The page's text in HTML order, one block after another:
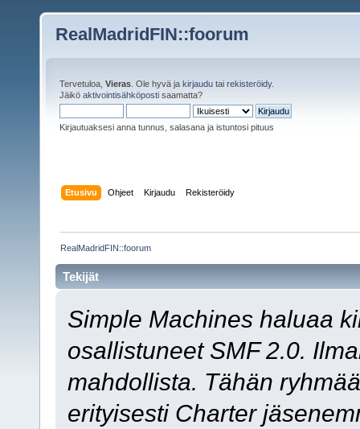
RealMadridFIN::foorum
Tervetuloa, Vieras . Ole hyvä ja kirjaudu tai rekisteröidy.
Jäikö aktivointisähköposti saamatta?
Kirjautuaksesi anna tunnus, salasana ja istuntosi pituus
Etusivu Ohjeet Kirjaudu Rekisteröidy
RealMadridFIN::foorum
Tekijät
Simple Machines haluaa
osallistuneet SMF 2.0.
mahdollista. Tähän
erityisesti Charter